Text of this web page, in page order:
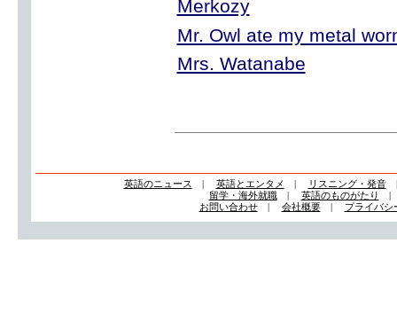
Merkozy
Mr. Owl ate my metal
Mrs. Watanabe
英語のニュース | 英語とエンタメ | リスニング・発音
留学・海外就職| 英語のものがたり
お問い合わせ| 会社概要| プライバシ